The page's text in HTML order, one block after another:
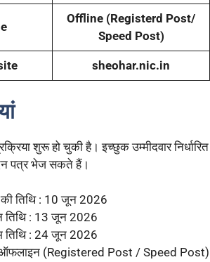
Offline (Registerd Post/
Speed Post)
sheohar.nic.in
शुरू हो चुकी है। इच्छुक उम्मीदवार निर्धारित
पत्र भेज सकते हैं।
तिथि : 10 जून 2026
तिथि : 13 जून 2026
तिथि : 24 जून 2026
(Registered Post / Speed Post)